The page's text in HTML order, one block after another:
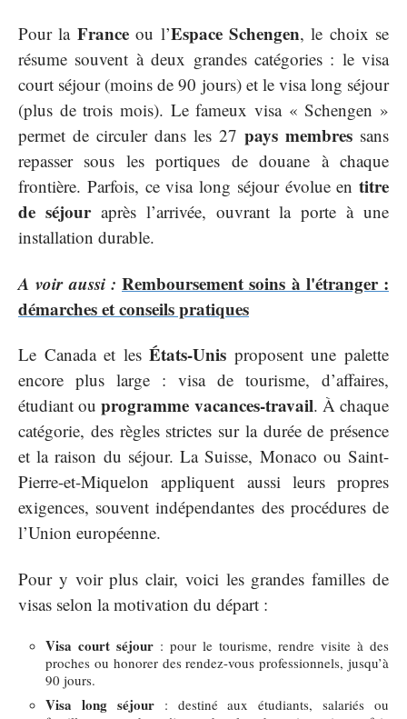
Pour la Franceou l’Espace Schengen, le choix se
résume souvent à deux grandes catégories : le visa
court séjour (moins de 90 jours) et le visa long séjour
(plus de trois mois). Le fameux visa « Schengen »
permet de circuler dans les 27 pays membres sans
repasser sous les portiques de douane à chaque
frontière. Parfois, ce visa long séjour évolue en titre
de séjouraprès l’arrivée, ouvrant la porte à une
installation durable.
A voir aussi : Remboursement soins à l'étranger :
démarches et conseils pratiques
Le Canada et lesÉtats-Unis proposent une palette
encore plus large : visa de tourisme, d’affaires,
étudiant ouprogramme vacances-travail. À chaque
catégorie, des règles strictes sur la durée de présence
et la raison du séjour. La Suisse, Monaco ou Saint-
Pierre-et-Miquelon appliquent aussi leurs propres
exigences, souvent indépendantes des procédures de
l’Union européenne.
Pour y voir plus clair, voici les grandes familles de
visas selon la motivation du départ :
Visa court séjour : pour le tourisme, rendre visite à des
proches ou honorer des rendez-vous professionnels, jusqu’à
90 jours.
Visa long séjour: destiné aux étudiants, salariés ou